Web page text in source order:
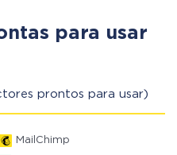
para usar
prontos para usar)
MailChimp